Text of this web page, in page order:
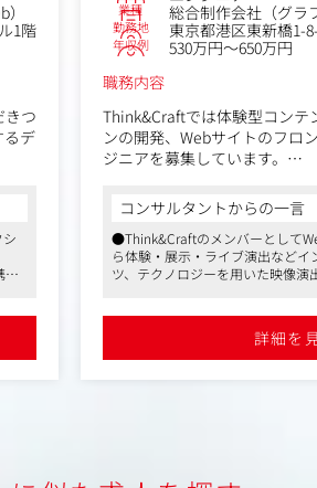
1階
きつ
るデ
全
な
作
イ
わ
業種 総合制作会社（グラ
勤務地 東京都港区東新橋1-
年収例
530万円～650万円
職務内容
Think&Craftでは体験型コンテ
ンの開発、Webサイトのフロ
ジニアを募集しています。
単なるWeb制作にとどまらず
的に取り入れ、ユーザーに新
められるポジションです。
この仕事では、統合的なデジ
しながら、開発・実装する経
コンサルタントからの一言
●Think&Craftのメンバーとして
ら体験・展示・ライブ演出など
ツ、テクノロジーを用いた映像演
まなコネクションを作ることも可
●同社はフレックス制度や在宅勤
の働きやすい環境づくりにも力を
詳細を